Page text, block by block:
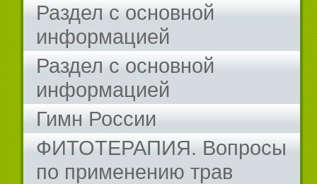
Раздел с основной
информацией
Раздел с основной
информацией
Гимн России
ФИТОТЕРАПИЯ. Вопросы
по применению трав